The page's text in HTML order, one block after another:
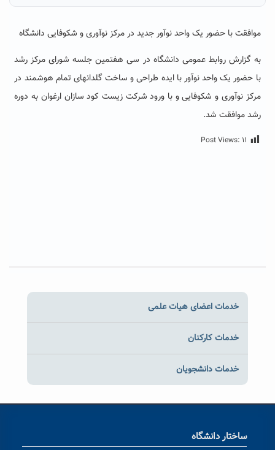
موافقت با حضور یک واحد نوآور جدید در مرکز نوآوری و شکوفایی دانشگاه
به گزارش روابط عمومی دانشگاه در سی هفتمین جلسه شورای مرکز رشد
با حضور یک واحد نوآور با ایده طراحی و ساخت گلدانهای تمام هوشمند در
مرکز نوآوری و شکوفایی و با ورود شرکت زیست کود سازان ارغوان به دوره
رشد موافقت شد.
Post Views: ۱۱
خدمات اعضای هیات علمی
خدمات کارکنان
خدمات دانشجویان
ساختار دانشگاه